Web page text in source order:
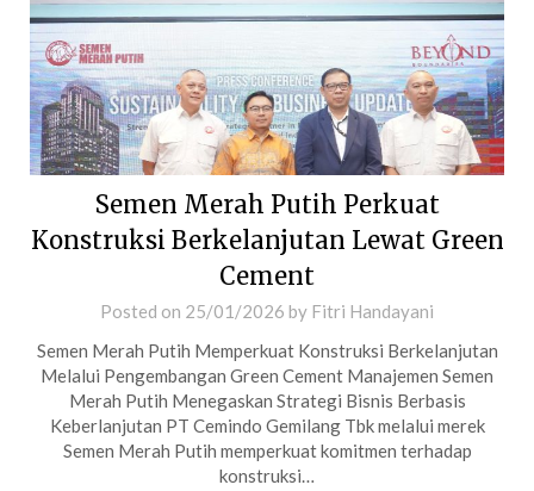
Semen Merah Putih Perkuat
Konstruksi Berkelanjutan Lewat Green
Cement
Posted on 25/01/2026 by Fitri Handayani
Semen Merah Putih Memperkuat Konstruksi Berkelanjutan
Melalui Pengembangan Green Cement Manajemen Semen
Merah Putih Menegaskan Strategi Bisnis Berbasis
Keberlanjutan PT Cemindo Gemilang Tbk melalui merek
Semen Merah Putih memperkuat komitmen terhadap
konstruksi…